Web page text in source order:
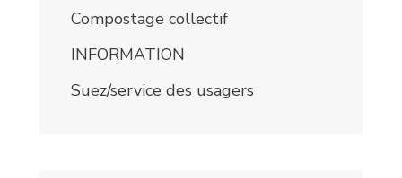
Compostage collectif
INFORMATION
Suez/service des usagers